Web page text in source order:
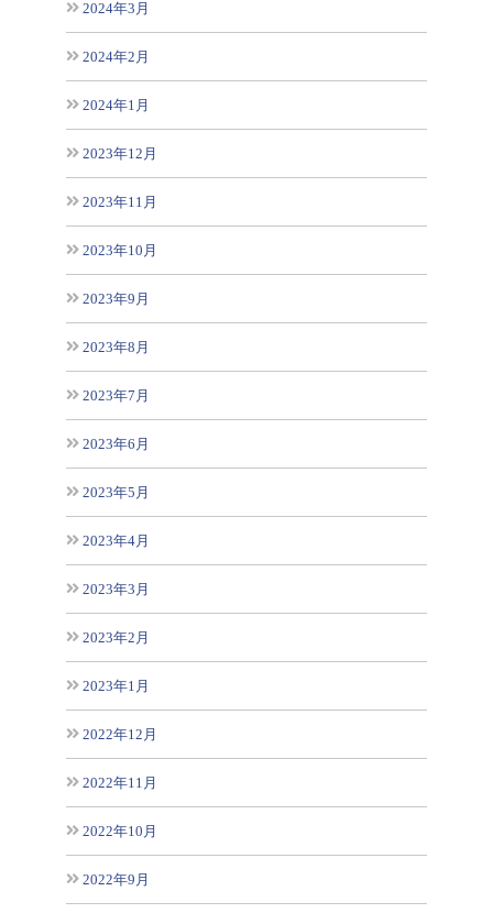
2024年3月
2024年2月
2024年1月
2023年12月
2023年11月
2023年10月
2023年9月
2023年8月
2023年7月
2023年6月
2023年5月
2023年4月
2023年3月
2023年2月
2023年1月
2022年12月
2022年11月
2022年10月
2022年9月